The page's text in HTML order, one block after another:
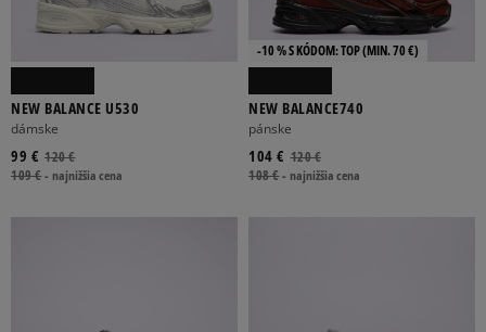
NEW BALANCE U530
dámske
120 €
99 €
109 €-najnižšia cena
-10 % S KÓDOM: TOP (MIN. 70 €)
NEW BALANCE740
pánske
120 €
104 €
108 €-najnižšia cena